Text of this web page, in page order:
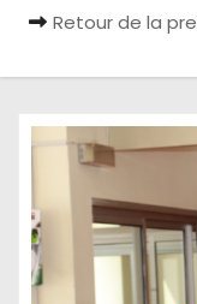
Retour de la